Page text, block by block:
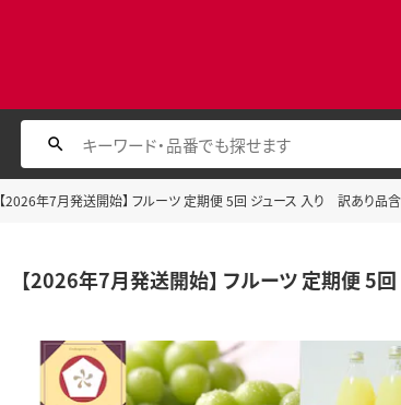
【2026年7月発送開始】 フルーツ 定期便 5回 ジュース 入り 訳あり品
【2026年7月発送開始】 フルーツ 定期便 5